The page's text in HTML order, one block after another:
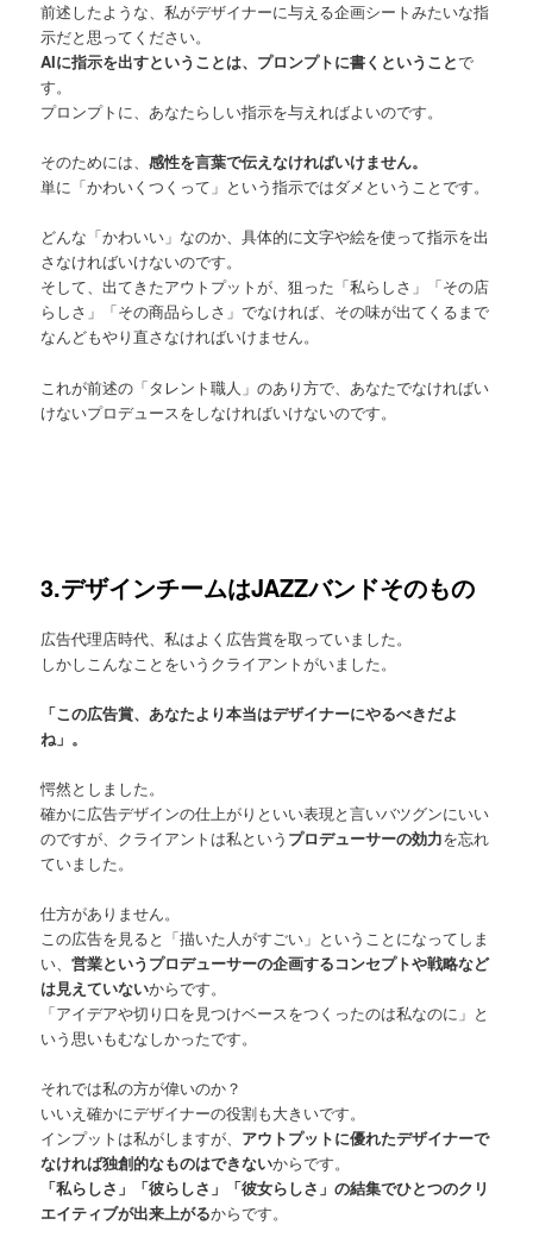
前述したような、私がデザイナーに与える企画シートみたいな指
示だと思ってください。
AIに指示を出すということは、プロンプトに書くということで
す。
プロンプトに、あなたらしい指示を与えればよいのです。
そのためには、感性を言葉で伝えなければいけません。
単に「かわいくつくって」という指示ではダメということです。
どんな「かわいい」なのか、具体的に文字や絵を使って指示を出
さなければいけないのです。
そして、出てきたアウトプットが、狙った「私らしさ」「その店
らしさ」「その商品らしさ」でなければ、その味が出てくるまで
なんどもやり直さなければいけません。
これが前述の「タレント職人」のあり方で、あなたでなければい
けないプロデュースをしなければいけないのです。
3.デザインチームはJAZZバンドそのもの
広告代理店時代、私はよく広告賞を取っていました。
しかしこんなことをいうクライアントがいました。
「この広告賞、あなたより本当はデザイナーにやるべきだよ
ね」。
愕然としました。
確かに広告デザインの仕上がりといい表現と言いバツグンにいい
のですが、クライアントは私という プロデューサーの効力を忘れ
ていました。
仕方がありません。
この広告を見ると「描いた人がすごい」ということになってしま
い、営業というプロデューサーの企画するコンセプトや戦略など
は見えていないからです。
「アイデアや切り口を見つけベースをつくったのは私なのに」と
いう思いもむなしかったです。
それでは私の方が偉いのか？
いいえ確かにデザイナーの役割も大きいです。
インプットは私がしますが、 アウトプットに優れたデザイナーで
なければ独創的なものはできないからです。
「私らしさ」「彼らしさ」「彼女らしさ」の結集でひとつのクリ
エイティブが出来上がるからです。